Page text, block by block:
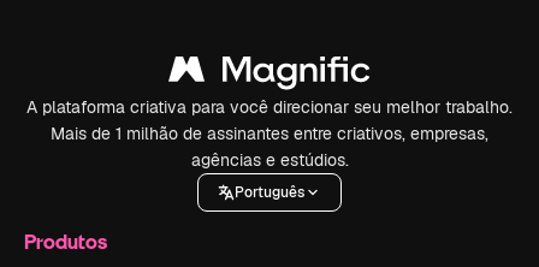
A plataforma criativa para você direcionar seu melhor trabalho.
Mais de 1 milhão de assinantes entre criativos, empresas,
agências e estúdios.
Português
Produtos